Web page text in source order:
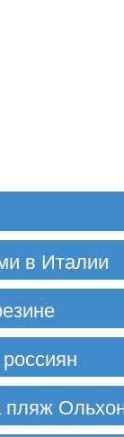
в Италии
пляж